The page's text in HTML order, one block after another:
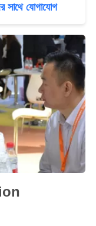
সাথে যোগাযোগ